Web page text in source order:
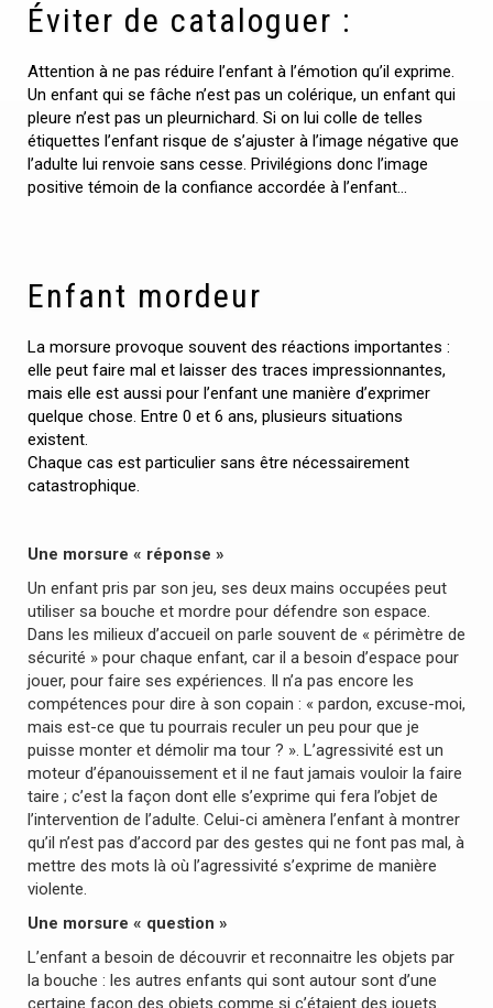
Éviter de cataloguer :
Attention à ne pas réduire l’enfant à l’émotion qu’il exprime.
Un enfant qui se fâche n’est pas un colérique, un enfant qui
pleure n’est pas un pleurnichard. Si on lui colle de telles
étiquettes l’enfant risque de s’ajuster à l’image négative que
l’adulte lui renvoie sans cesse. Privilégions donc l’image
positive témoin de la confiance accordée à l’enfant…
Enfant mordeur
La morsure provoque souvent des réactions importantes :
elle peut faire mal et laisser des traces impressionnantes,
mais elle est aussi pour l’enfant une manière d’exprimer
quelque chose. Entre 0 et 6 ans, plusieurs situations
existent.
Chaque cas est particulier sans être nécessairement
catastrophique.
Une morsure « réponse »
Un enfant pris par son jeu, ses deux mains occupées peut
utiliser sa bouche et mordre pour défendre son espace.
Dans les milieux d’accueil on parle souvent de « périmètre de
sécurité » pour chaque enfant, car il a besoin d’espace pour
jouer, pour faire ses expériences. Il n’a pas encore les
compétences pour dire à son copain : « pardon, excuse-moi,
mais est-ce que tu pourrais reculer un peu pour que je
puisse monter et démolir ma tour ? ». L’agressivité est un
moteur d’épanouissement et il ne faut jamais vouloir la faire
taire ; c’est la façon dont elle s’exprime qui fera l’objet de
l’intervention de l’adulte. Celui-ci amènera l’enfant à montrer
qu’il n’est pas d’accord par des gestes qui ne font pas mal, à
mettre des mots là où l’agressivité s’exprime de manière
violente.
Une morsure « question »
L’enfant a besoin de découvrir et reconnaitre les objets par
la bouche : les autres enfants qui sont autour sont d’une
certaine façon des objets comme si c’étaient des jouets.